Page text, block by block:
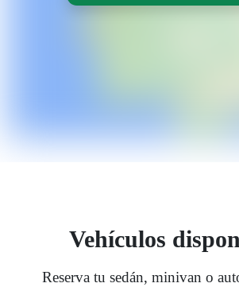
Vehículos
Reserva tu sedán, minivan o